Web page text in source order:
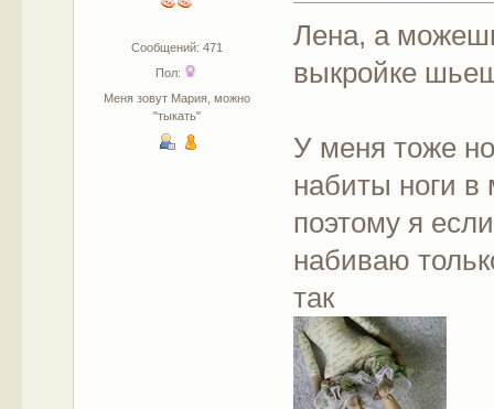
Сообщений: 471
Пол:
Меня зовут Мария, можно
"тыкать"
Лена, а
выкройке
У меня тоже
набиты ноги в
поэтому я
набиваю
так